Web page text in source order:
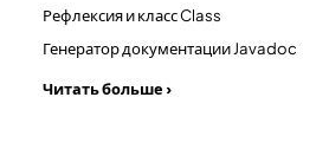
Рефлексия и класс Class
Генератор документации Javadoc
Читать больше ›